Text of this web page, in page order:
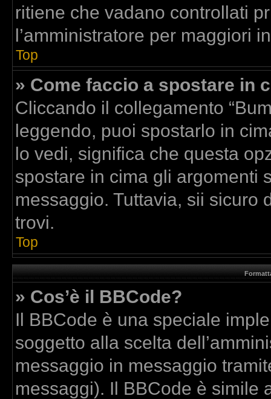
ritiene che vadano controllati
l’amministratore per maggiori
Top
» Come faccio a spostare in
Cliccando il collegamento
leggendo, puoi spostarlo in
lo vedi, significa che questa
spostare in cima gli argomenti
messaggio. Tuttavia, sii sicuro
trovi.
Top
» Cos’è il BBCode?
Il BBCode è una speciale
soggetto alla scelta
messaggio in messaggio
messaggi). Il BBCode è simile